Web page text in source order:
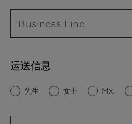
Business Line
运送信息
先生 女士 Mx.